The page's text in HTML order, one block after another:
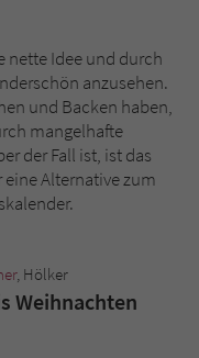
nette Idee und durch
anzusehen.
und Backen haben,
mangelhafte
der Fall ist, ist das
Alternative zum
, Hölker
Weihnachten